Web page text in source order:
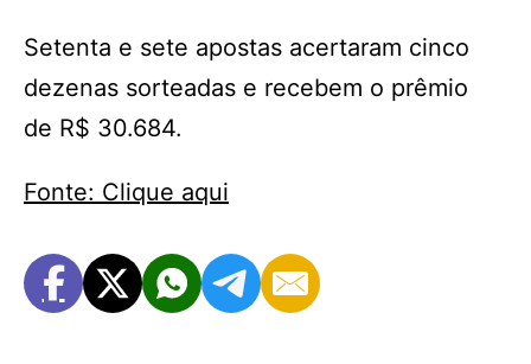
Setenta e sete apostas acertaram cinco
dezenas sorteadas e recebem o prêmio
de R$ 30.684.
Fonte: Clique aqui